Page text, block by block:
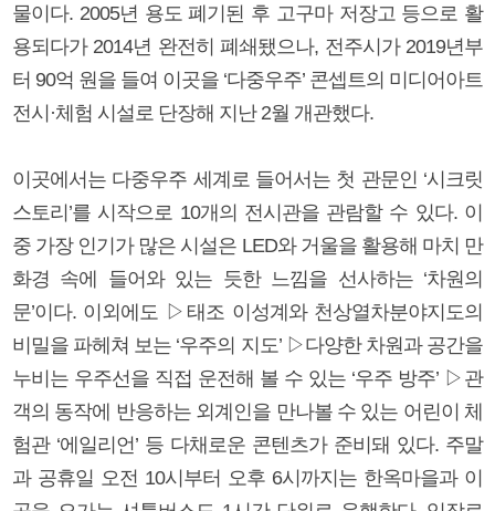
물이다. 2005년 용도 폐기된 후 고구마 저장고 등으로 활
용되다가 2014년 완전히 폐쇄됐으나, 전주시가 2019년부
터 90억 원을 들여 이곳을 ‘다중우주’ 콘셉트의 미디어아트
전시·체험 시설로 단장해 지난 2월 개관했다.
이곳에서는 다중우주 세계로 들어서는 첫 관문인 ‘시크릿
스토리’를 시작으로 10개의 전시관을 관람할 수 있다. 이
중 가장 인기가 많은 시설은 LED와 거울을 활용해 마치 만
화경 속에 들어와 있는 듯한 느낌을 선사하는 ‘차원의
문’이다. 이외에도 ▷태조 이성계와 천상열차분야지도의
비밀을 파헤쳐 보는 ‘우주의 지도’ ▷다양한 차원과 공간을
누비는 우주선을 직접 운전해 볼 수 있는 ‘우주 방주’ ▷관
객의 동작에 반응하는 외계인을 만나볼 수 있는 어린이 체
험관 ‘에일리언’ 등 다채로운 콘텐츠가 준비돼 있다. 주말
과 공휴일 오전 10시부터 오후 6시까지는 한옥마을과 이